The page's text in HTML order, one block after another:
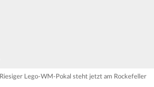
Riesiger Lego-WM-Pokal steht jetzt am Rockefeller